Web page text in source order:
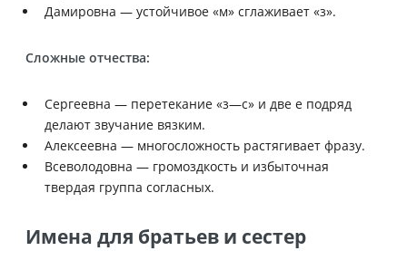
Дамировна — устойчивое «м» сглаживает «з».
Сложные отчества:
Сергеевна — перетекание «з—с» и две е подряд
делают звучание вязким.
Алексеевна — многосложность растягивает фразу.
Всеволодовна — громоздкость и избыточная
твердая группа согласных.
Имена для братьев и сестер